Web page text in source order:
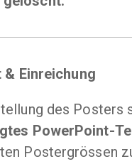
Einreichung
des Posters
PowerPoint-
Postergrössen